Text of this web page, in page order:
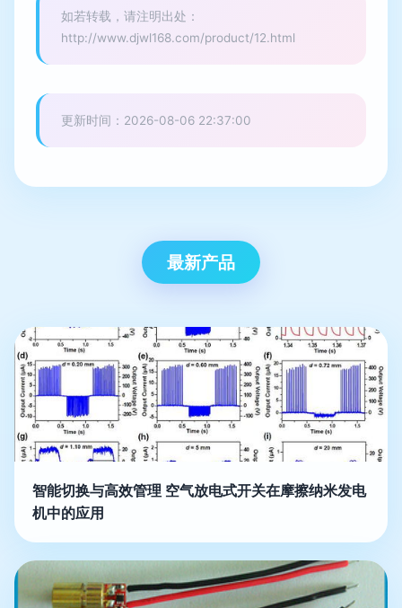
如若转载，请注明出处：
http://www.djwl168.com/product/12.html
更新时间：2026-08-06 22:37:00
最新产品
智能切换与高效管理 空气放电式开关在摩擦纳米发电
机中的应用